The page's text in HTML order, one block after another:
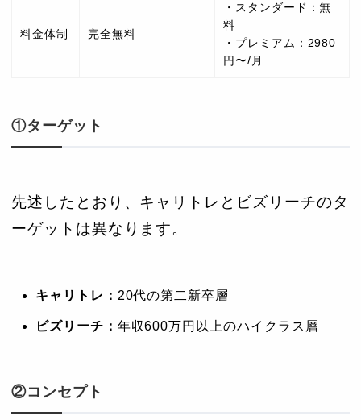
料金体制 完全無料
・スタンダード：無
料
・プレミアム：2980
円〜/月
①ターゲット
先述したとおり、キャリトレとビズリーチのタ
ーゲットは異なります。
キャリトレ： 20代の第二新卒層
ビズリーチ： 年収600万円以上のハイクラス層
②コンセプト